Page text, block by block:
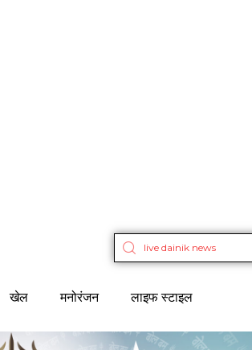
खेल मनोरंजन लाइफ स्टाइल